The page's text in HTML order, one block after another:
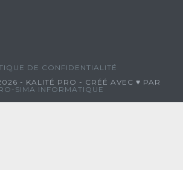
DE CONFIDENTIALITÉ
- KALITÉ PRO - CRÉÉ AVEC ♥ PAR
SIMA INFORMATIQUE